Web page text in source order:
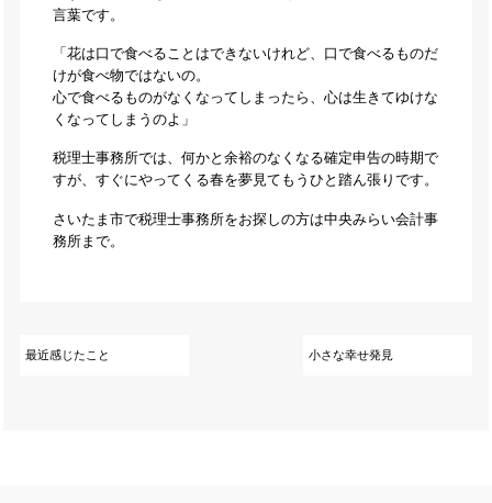
言葉です。
「花は口で食べることはできないけれど、口で食べるものだ
けが食べ物ではないの。
心で食べるものがなくなってしまったら、心は生きてゆけな
くなってしまうのよ」
税理士事務所では、何かと余裕のなくなる確定申告の時期で
すが、すぐにやってくる春を夢見てもうひと踏ん張りです。
さいたま市で税理士事務所をお探しの方は中央みらい会計事
務所まで。
最近感じたこと 小さな幸せ発見